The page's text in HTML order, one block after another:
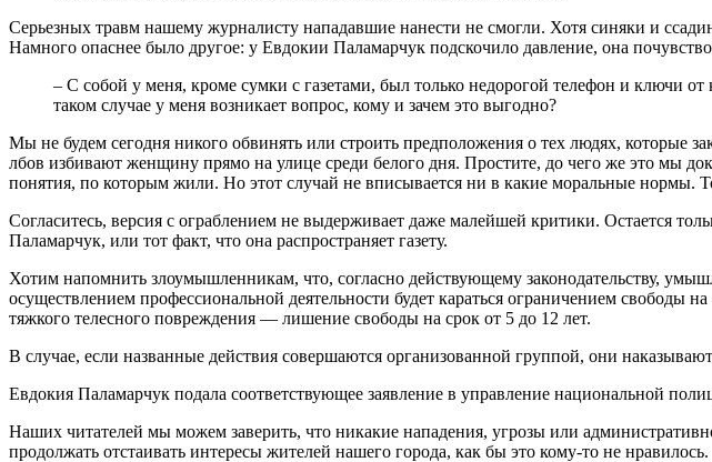
Серьезных травм нашему журналисту нападавшие нанести не смогли. Хотя синяки и
Намного опаснее было другое: у Евдокии Паламарчук подскочило давление, она
– С собой у меня, кроме сумки с газетами, был только недорогой телефон и ключи
таком случае у меня возникает вопрос, кому и зачем это выгодно?
Мы не будем сегодня никого обвинять или строить предположения о тех людях, которые
лбов избивают женщину прямо на улице среди белого дня. Простите, до чего же это мы
понятия, по которым жили. Но этот случай не вписывается ни в какие моральные нормы.
Согласитесь, версия с ограблением не выдерживает даже малейшей критики. Остается
Паламарчук, или тот факт, что она распространяет газету.
Хотим напомнить злоумышленникам, что, согласно действующему законодательству,
осуществлением профессиональной деятельности будет караться ограничением
тяжкого телесного повреждения — лишение свободы на срок от 5 до 12 лет.
В случае, если названные действия совершаются организованной группой, они
Евдокия Паламарчук подала соответствующее заявление в управление национальной
Наших читателей мы можем заверить, что никакие нападения, угрозы или
продолжать отстаивать интересы жителей нашего города, как бы это кому-то не нравилось.